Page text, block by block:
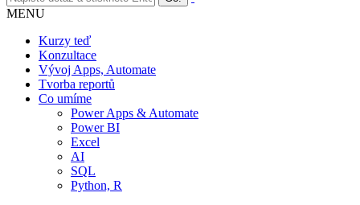
MENU
Kurzy teď
Konzultace
Vývoj Apps, Automate
Tvorba reportů
Co umíme
Power Apps & Automate
Power BI
Excel
AI
SQL
Python, R